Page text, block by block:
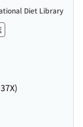
Diet Library